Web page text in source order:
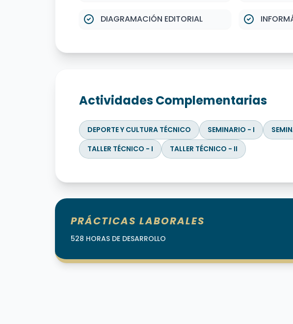
DIAGRAMACIÓN EDITORIAL
Actividades Complementarias
DEPORTE Y CULTURA TÉCNICO SEMINARIO - I
TALLER TÉCNICO - I
TALLER TÉCNICO - II
PRÁCTICAS LABORALES
528 HORAS DE DESARROLLO